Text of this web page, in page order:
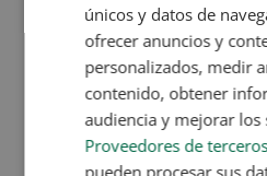
Capacidad de
análisis
Detectar errores en la
únicos y datos de
ofrecer anuncios y
personalizados, medir
contenido, obtener
audiencia y mejorar los
Proveedores de
pueden procesar sus